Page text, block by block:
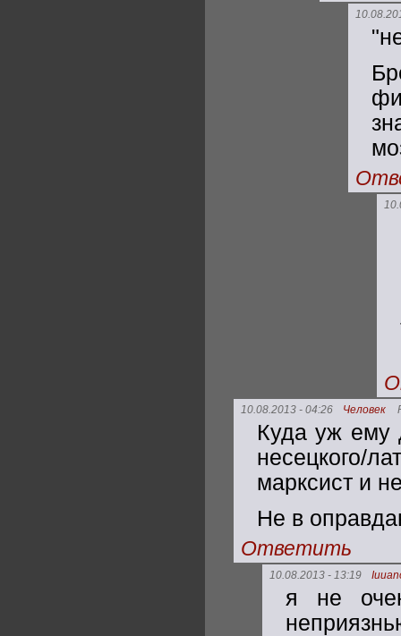
10.08.2013 - 04:26 Человек
Куда уж ему
несецкого/
марксист и
Не в
Ответить
10.08.2013 - 13:19
я не